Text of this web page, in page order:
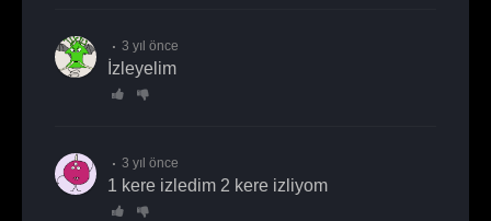
3 yıl önce
İzleyelim
3 yıl önce
1 kere izledim 2 kere izliyom